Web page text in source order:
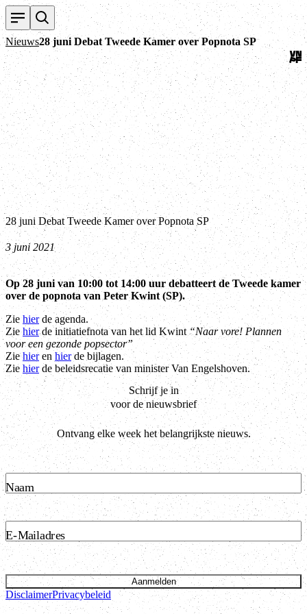
Nieuws28 juni Debat Tweede Kamer over Popnota SP
28 juni Debat Tweede Kamer over Popnota SP
3 juni 2021
Op 28 juni van 10:00 tot 14:00 uur debatteert de Tweede kamer
over de popnota van Peter Kwint (SP).
Zie hierde agenda.
Ziehierde initiatiefnota van het lid Kwint “Naar vore! Plannen
voor een gezonde popsector”
Ziehieren hierde bijlagen.
Zie hierde beleidsrecatie van minister Van Engelshoven.
Schrijf je in
voor de nieuwsbrief
Ontvang elke week het belangrijkste nieuws.
Naam
E-Mailadres
Aanmelden
DisclaimerPrivacybeleid